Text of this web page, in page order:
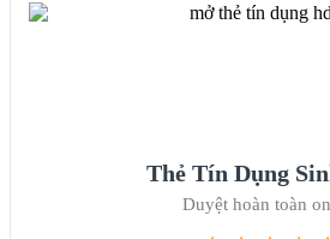
Thẻ Tín Dụng
Duyệt hoàn toàn